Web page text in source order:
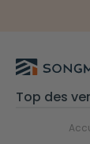
Top des